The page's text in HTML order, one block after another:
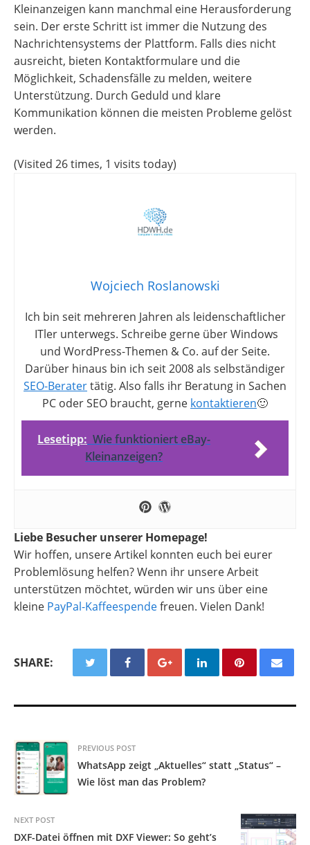
Kleinanzeigen kann manchmal eine Herausforderung
sein. Der erste Schritt ist immer die Nutzung des
Nachrichtensystems der Plattform. Falls dies nicht
ausreicht, bieten Kontaktformulare und die
Möglichkeit, Schadensfälle zu melden, weitere
Unterstützung. Durch Geduld und klare
Kommunikation können die meisten Probleme gelöst
werden.
(Visited 26 times, 1 visits today)
Wojciech Roslanowski
Ich bin seit mehreren Jahren als leidenschaftlicher
ITler unterwegs. Schreibe gerne über Windows
und WordPress-Themen & Co. auf der Seite.
Darüber hinaus bin ich seit 2008 als selbständiger
SEO-Beratertätig. Also falls ihr Beratung in Sachen
PC oder SEO braucht, gerne kontaktieren🙂
Lesetipp: Wie funktioniert eBay-
Kleinanzeigen?
Liebe Besucher unserer Homepage!
Wir hoffen, unsere Artikel konnten euch bei eurer
Problemlösung helfen? Wenn ihr unsere Arbeit
unterstützen möchtet, würden wir uns über eine
kleine PayPal-Kaffeespendefreuen. Vielen Dank!
SHARE:
PREVIOUS POST
WhatsApp zeigt „Aktuelles“ statt „Status“ –
Wie löst man das Problem?
NEXT POST
DXF-Datei öffnen mit DXF Viewer: So geht’s